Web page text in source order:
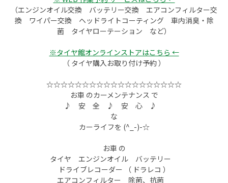
（エンジンオイル交換 バッテリー交換 エアコンフィルター交
換 ワイパー交換 ヘッドライトコーティング 車内消臭・除
菌 タイヤローテーション など）
※タイヤ館オンラインストアはこちら ←
（ タイヤ購入お取り付け予約 ）
☆☆☆☆☆☆☆☆☆☆☆☆☆☆☆☆☆☆☆
お車 のカーメンテナンス で
♪ 安 全 ♪ 安 心 ♪
な
カーライフを (^_-)-☆
お車 の
タイヤ エンジンオイル バッテリー
ドライブレコーダー （ ドラレコ ）
エアコンフィルター 除菌、抗菌